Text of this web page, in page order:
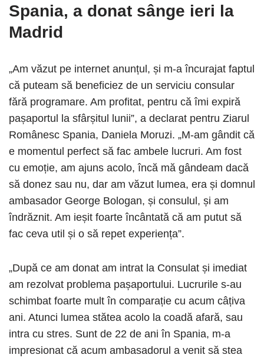
Spania, a donat sânge ieri la
Madrid
„Am văzut pe internet anunțul, și m-a încurajat faptul
că puteam să beneficiez de un serviciu consular
fără programare. Am profitat, pentru că îmi expiră
pașaportul la sfârșitul lunii”, a declarat pentru Ziarul
Românesc Spania, Daniela Moruzi. „M-am gândit că
e momentul perfect să fac ambele lucruri. Am fost
cu emoție, am ajuns acolo, încă mă gândeam dacă
să donez sau nu, dar am văzut lumea, era și domnul
ambasador George Bologan, și consulul, și am
îndrăznit. Am ieșit foarte încântată că am putut să
fac ceva util și o să repet experiența”.
„După ce am donat am intrat la Consulat și imediat
am rezolvat problema pașaportului. Lucrurile s-au
schimbat foarte mult în comparație cu acum câțiva
ani. Atunci lumea stătea acolo la coadă afară, sau
intra cu stres. Sunt de 22 de ani în Spania, m-a
impresionat că acum ambasadorul a venit să stea